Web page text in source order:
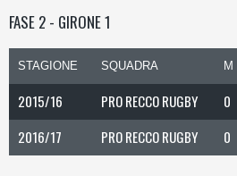
FASE 2 - GIRONE 1
STAGIONE SQUADRA M
2015/16 PRO RECCO RUGBY 0
2016/17 PRO RECCO RUGBY 0